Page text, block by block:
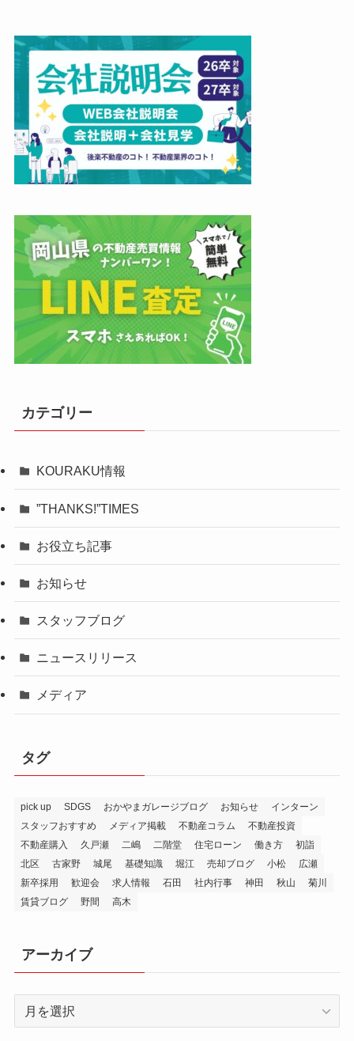
カテゴリー
KOURAKU情報
”THANKS!”TIMES
お役立ち記事
お知らせ
スタッフブログ
ニュースリリース
メディア
タグ
pick up SDGS おかやまガレージブログ お知らせ
インターン
スタッフおすすめ
メディア掲載 不動産コラム
不動産投資
不動産購入
久戸瀬 二嶋 二階堂 住宅ローン 働き方
初詣
北区
古家野 城尾 基礎知識 堀江 売却ブログ 小松
広瀬
新卒採用
歓迎会 求人情報 石田 社内行事 神田 秋山
菊川
賃貸ブログ
野間 高木
アーカイブ